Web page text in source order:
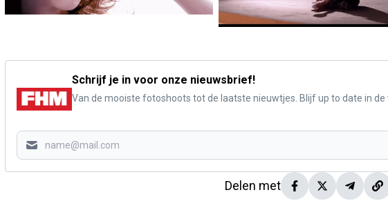
Schrijf je in voor onze nieuwsbrief!
Van de mooiste fotoshoots tot de laatste nieuwtjes. Blijf up to date in
Delen met